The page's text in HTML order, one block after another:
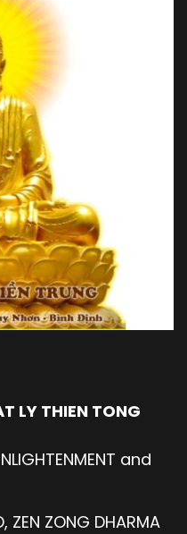
LY THIEN TONG
and
ZEN ZONG DHARMA